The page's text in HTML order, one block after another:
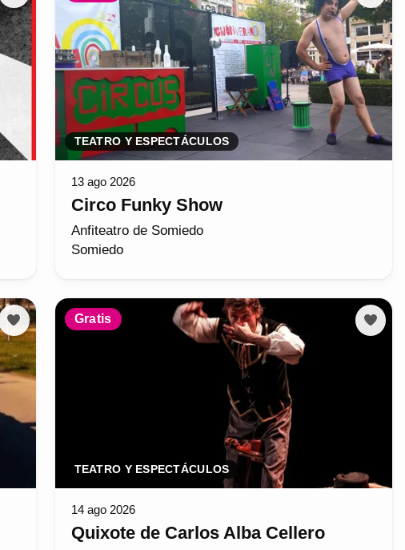
TEATRO Y ESPECTÁCULOS
13 ago 2026
Circo Funky Show
Anfiteatro de Somiedo
Somiedo
Gratis
TEATRO Y ESPECTÁCULOS
14 ago 2026
Quixote de Carlos Alba Cellero